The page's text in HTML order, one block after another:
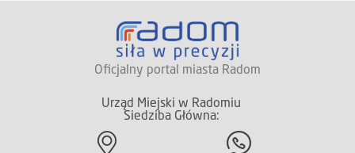
Oficjalny portal miasta Radom
Urząd Miejski w Radomiu
Siedziba Główna: